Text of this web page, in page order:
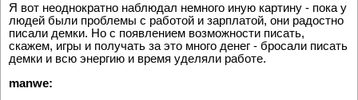
Я вот неоднократно наблюдал немного иную картину - пока у
людей были проблемы с работой и зарплатой, они радостно
писали демки. Но с появлением возможности писать,
скажем, игры и получать за это много денег - бросали писать
демки и всю энергию и время уделяли работе.
manwe: